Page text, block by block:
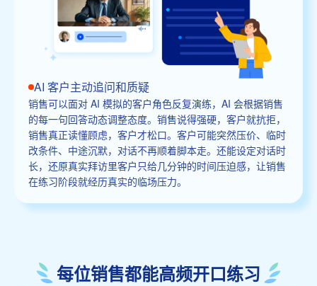
AI 客户主动追问和质疑
销售可以面对 AI 模拟的客户角色反复演练，AI 会根据销售
的每一句回答动态调整态度。销售说得强硬，客户就抗拒，
销售真正读懂顾虑，客户才松口。客户可能突然压价、临时
改条件、中途沉默，对话不再顺着脚本走。还能设定对话时
长，还原真实拜访里客户只给几分钟的时间压迫感，让销售
在练习阶段就经历真实的临场压力。
每位销售都能高频开口练习